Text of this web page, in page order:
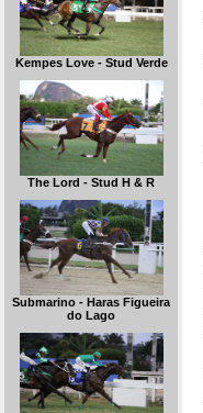
Kempes Love - Stud Verde
The Lord - Stud H & R
Submarino - Haras Figueira
do Lago